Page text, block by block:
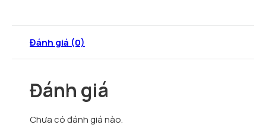
Đánh giá (0)
Đánh giá
Chưa có đánh giá nào.